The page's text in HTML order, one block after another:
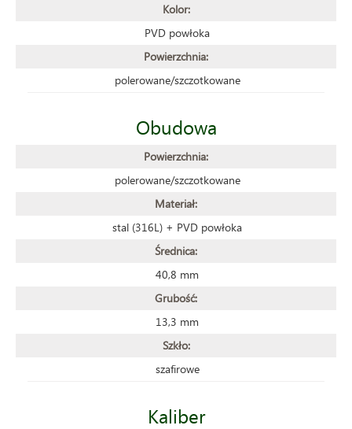
Kolor:
PVD powłoka
Powierzchnia:
polerowane/szczotkowane
Obudowa
Powierzchnia:
polerowane/szczotkowane
Materiał:
stal (316L) + PVD powłoka
Średnica:
40,8 mm
Grubość:
13,3 mm
Szkło:
szafirowe
Kaliber